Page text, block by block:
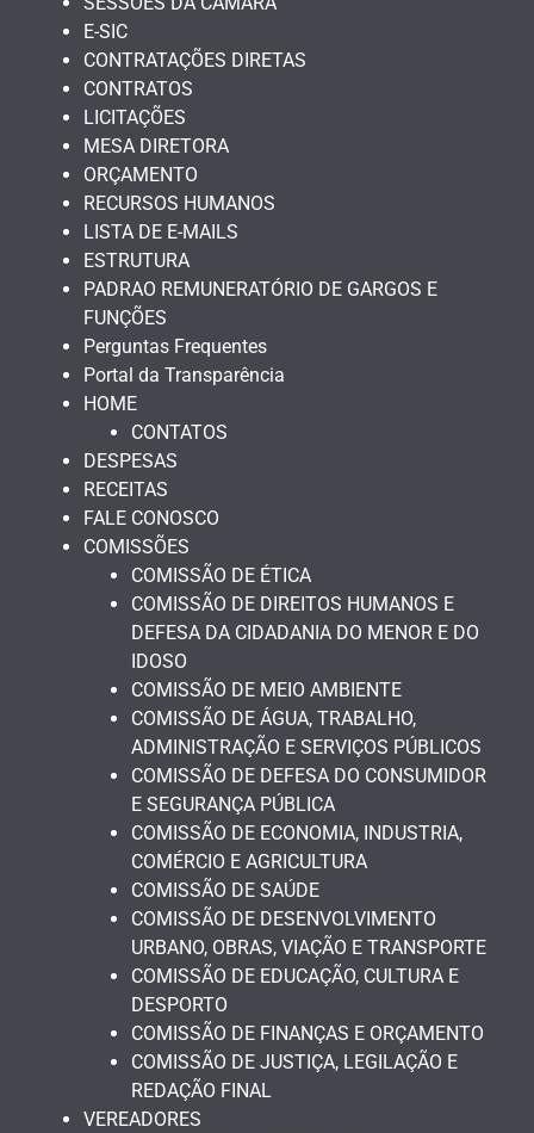
E-SIC
CONTRATAÇÕES DIRETAS
CONTRATOS
LICITAÇÕES
MESA DIRETORA
ORÇAMENTO
RECURSOS HUMANOS
LISTA DE E-MAILS
ESTRUTURA
PADRAO REMUNERATÓRIO DE GARGOS E
FUNÇÕES
Perguntas Frequentes
Portal da Transparência
HOME
CONTATOS
DESPESAS
RECEITAS
FALE CONOSCO
COMISSÕES
COMISSÃO DE ÉTICA
COMISSÃO DE DIREITOS HUMANOS E
DEFESA DA CIDADANIA DO MENOR E DO
IDOSO
COMISSÃO DE MEIO AMBIENTE
COMISSÃO DE ÁGUA, TRABALHO,
ADMINISTRAÇÃO E SERVIÇOS PÚBLICOS
COMISSÃO DE DEFESA DO CONSUMIDOR
E SEGURANÇA PÚBLICA
COMISSÃO DE ECONOMIA, INDUSTRIA,
COMÉRCIO E AGRICULTURA
COMISSÃO DE SAÚDE
COMISSÃO DE DESENVOLVIMENTO
URBANO, OBRAS, VIAÇÃO E TRANSPORTE
COMISSÃO DE EDUCAÇÃO, CULTURA E
DESPORTO
COMISSÃO DE FINANÇAS E ORÇAMENTO
COMISSÃO DE JUSTIÇA, LEGILAÇÃO E
REDAÇÃO FINAL
VEREADORES